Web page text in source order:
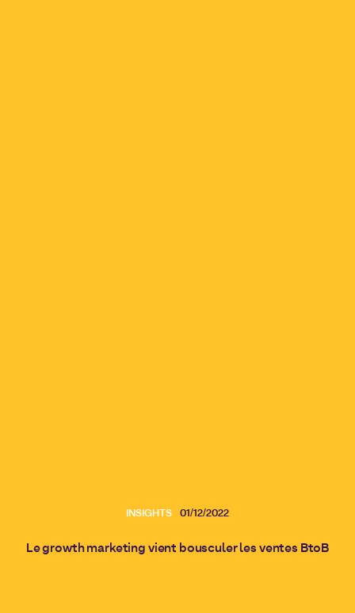
INSIGHTS 01/12/2022
Le growth marketing vient bousculer les ventes BtoB